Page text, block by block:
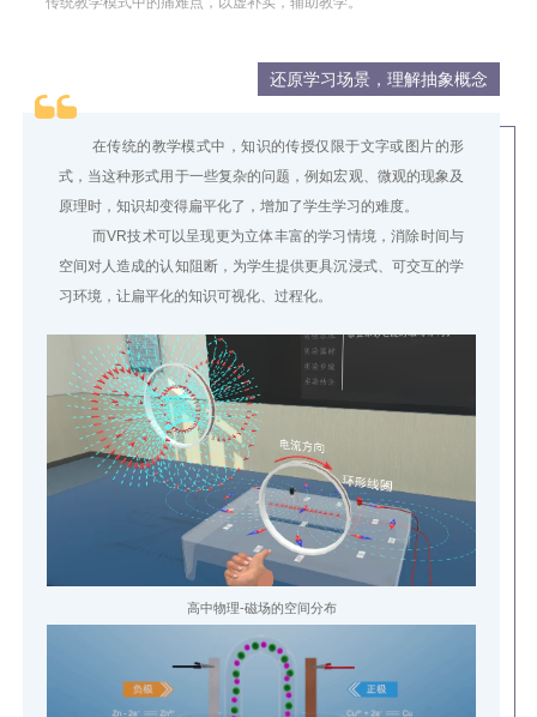
还原学习场景，理解抽象概念
在传统的教学模式中，知识的传授仅限于文字或图片的形
式，当这种形式用于一些复杂的问题，例如宏观、微观的现象及
原理时，知识却变得扁平化了，增加了学生学习的难度。
而VR技术可以呈现更为立体丰富的学习情境，消除时间与
空间对人造成的认知阻断，为学生提供更具沉浸式、可交互的学
习环境，让扁平化的知识可视化、过程化。
高中物理-磁场的空间分布